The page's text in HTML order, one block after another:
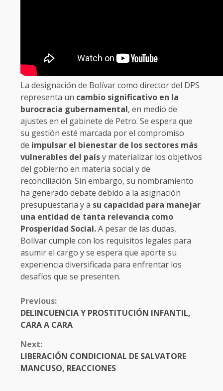
La designación de Bolívar como director del DPS
representa un cambio significativo en la
burocracia gubernamental, en medio de
ajustes en el gabinete de Petro. Se espera que
su gestión esté marcada por el compromiso
de impulsar el bienestar de los sectores más
vulnerables del paísy materializar los objetivos
del gobierno en materia social y de
reconciliación. Sin embargo, su nombramiento
ha generado debate debido a la asignación
presupuestaria y a su capacidad para manejar
una entidad de tanta relevancia como
Prosperidad Social.A pesar de las dudas,
Bolívar cumple con los requisitos legales para
asumir el cargo y se espera que aporte su
experiencia diversificada para enfrentar los
desafíos que se presenten.
CONTINUE
READING
Previous:
DELINCUENCIA Y PROSTITUCIÓN INFANTIL,
CARA A CARA
Next:
LIBERACIÓN CONDICIONAL DE SALVATORE
MANCUSO, REACCIONES